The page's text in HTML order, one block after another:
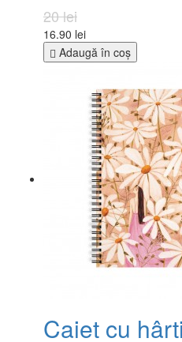
20 lei
16.90 lei
Adaugă în coş
Caiet cu